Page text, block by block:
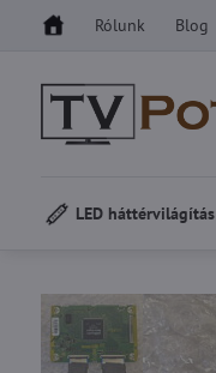
Rólunk Blog
LED háttérvilágítás